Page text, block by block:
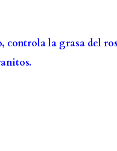
controla la grasa del